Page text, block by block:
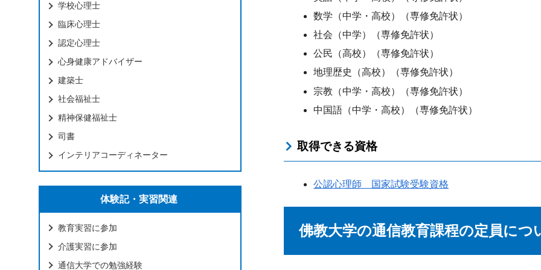
数学（中学・高校）（専修免許状）
社会（中学）（専修免許状）
公民（高校）（専修免許状）
地理歴史（高校）（専修免許状）
宗教（中学・高校）（専修免許状）
中国語（中学・高校）（専修免許状）
取得できる資格
公認心理師 国家試験受験資格
佛教大学の通信教育課程の定員につ
学校心理士
臨床心理士
認定心理士
心身健康アドバイザー
建築士
社会福祉士
精神保健福祉士
司書
インテリアコーディネーター
体験記・実習関連
教育実習に参加
介護実習に参加
通信大学での勉強経験